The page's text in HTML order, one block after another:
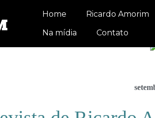
Home Ricardo Amorim
Na mídia
Contato